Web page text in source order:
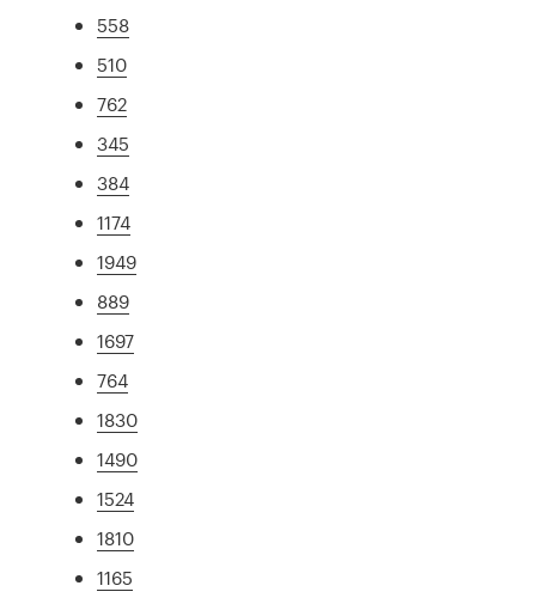
558
510
762
345
384
1174
1949
889
1697
764
1830
1490
1524
1810
1165